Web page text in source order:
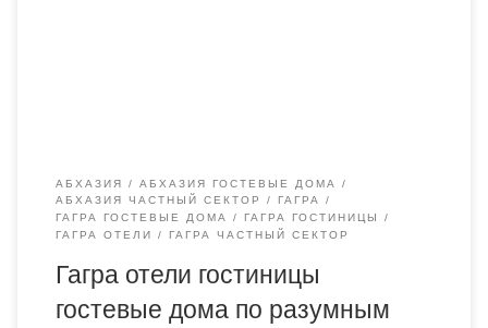
АБХАЗИЯ
АБХАЗИЯ ГОСТЕВЫЕ ДОМА
АБХАЗИЯ ЧАСТНЫЙ СЕКТОР
ГАГРА
ГАГРА ГОСТЕВЫЕ ДОМА
ГАГРА ГОСТИНИЦЫ
ГАГРА ОТЕЛИ
ГАГРА ЧАСТНЫЙ СЕКТОР
Гагра отели гостиницы
гостевые дома по разумным